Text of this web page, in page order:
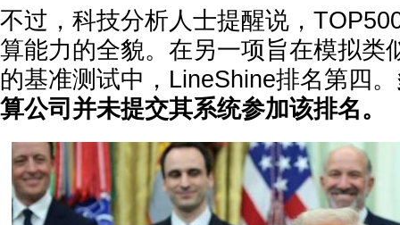
不过，科技分析人士提醒说，
算能力的全貌。在另一项旨在模拟类
的基准测试中，LineShine排名第四。
算公司并未提交其系统参加该排名。